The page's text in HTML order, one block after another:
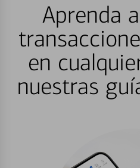
Aprenda
en
nuestras